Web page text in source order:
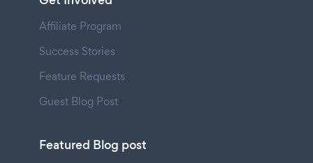
Affiliate Program
Success Stories
Feature Requests
Guest Blog Post
Featured Blog post